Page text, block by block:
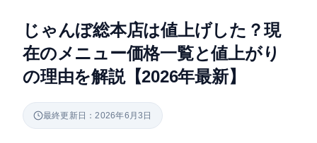
じゃんぼ総本店は値上げした？現
在のメニュー価格一覧と値上がり
の理由を解説【2026年最新】
最終更新日：2026年6月3日